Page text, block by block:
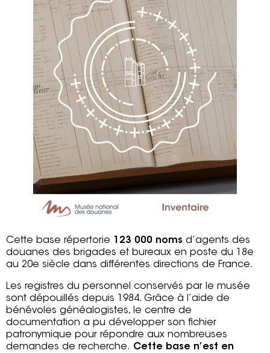
Cette base répertorie 123 000 noms d’agents des
douanes des brigades et bureaux en poste du 18e
au 20e siècle dans différentes directions de France.
Les registres du personnel conservés par le musée
sont dépouillés depuis 1984. Grâce à l’aide de
bénévoles généalogistes, le centre de
documentation a pu développer son fichier
patronymique pour répondre aux nombreuses
demandes de recherche. Cette base n’est en